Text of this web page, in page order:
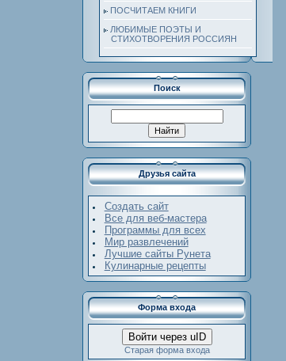
ПОСЧИТАЕМ КНИГИ
ЛЮБИМЫЕ ПОЭТЫ И
СТИХОТВОРЕНИЯ РОССИЯН
Поиск
Друзья сайта
Создать сайт
Все для веб-мастера
Программы для всех
Мир развлечений
Лучшие сайты Рунета
Кулинарные рецепты
Форма входа
Войти через uID
Старая форма входа